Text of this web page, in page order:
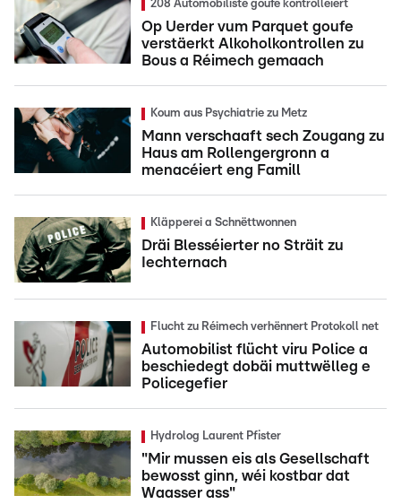
208 Automobiliste goufe kontrolléiert
Op Uerder vum Parquet goufe
verstäerkt Alkoholkontrollen zu
Bous a Réimech gemaach
Koum aus Psychiatrie zu Metz
Mann verschaaft sech Zougang zu
Haus am Rollengergronn a
menacéiert eng Famill
Kläpperei a Schnëttwonnen
Dräi Blesséierter no Sträit zu
Iechternach
Flucht zu Réimech verhënnert Protokoll net
Automobilist flücht viru Police a
beschiedegt dobäi muttwëlleg e
Policegefier
Hydrolog Laurent Pfister
"Mir mussen eis als Gesellschaft
bewosst ginn, wéi kostbar dat
Waasser ass"